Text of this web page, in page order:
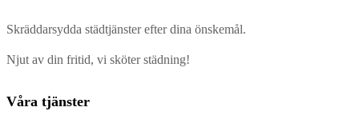
Skräddarsydda städtjänster efter dina önskemål.
Njut av din fritid, vi sköter städning!
Våra tjänster